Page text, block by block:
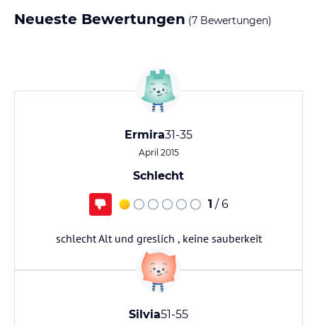
Neueste Bewertungen (7 Bewertungen)
Ermira31-35
April 2015
Schlecht
1 / 6
schlecht Alt und greslich , keine sauberkeit
Silvia51-55